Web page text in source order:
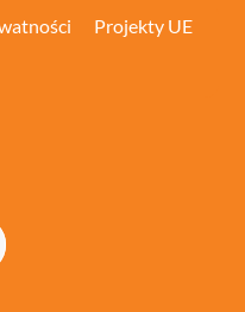
Projekty UE